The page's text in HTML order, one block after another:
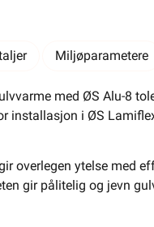
Belysning
Miljøparametere
med ØS Alu-8
installasjon i ØS
overlegen ytelse med
gir pålitelig og jevn